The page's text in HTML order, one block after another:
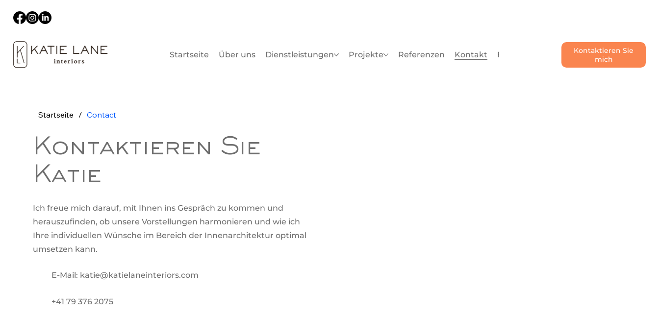
Kontaktieren Sie
mich
Startseite Über uns Dienstleistungen Projekte Referenzen Kontakt Blog
Startseite / Contact
Kontaktieren Sie
Katie
Ich freue mich darauf, mit Ihnen ins Gespräch zu kommen und
herauszufinden, ob unsere Vorstellungen harmonieren und wie ich
Ihre individuellen Wünsche im Bereich der Innenarchitektur optimal
umsetzen kann.
E-Mail: katie@katielaneinteriors.com
+41 79 376 2075